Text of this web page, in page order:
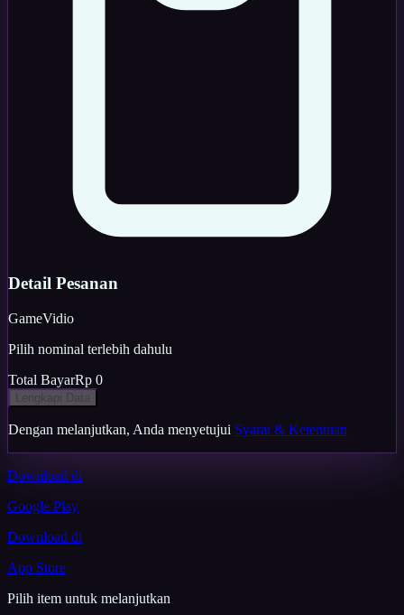
Detail Pesanan
GameVidio
Pilih nominal terlebih dahulu
Total BayarRp 0
Dengan melanjutkan, Anda menyetujui Syarat & Ketentuan
Download di
Google Play
Download di
App Store
Pilih item untuk melanjutkan